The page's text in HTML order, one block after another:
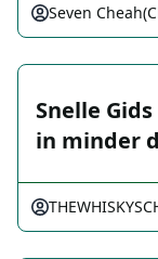
Seven
Snelle
in minder